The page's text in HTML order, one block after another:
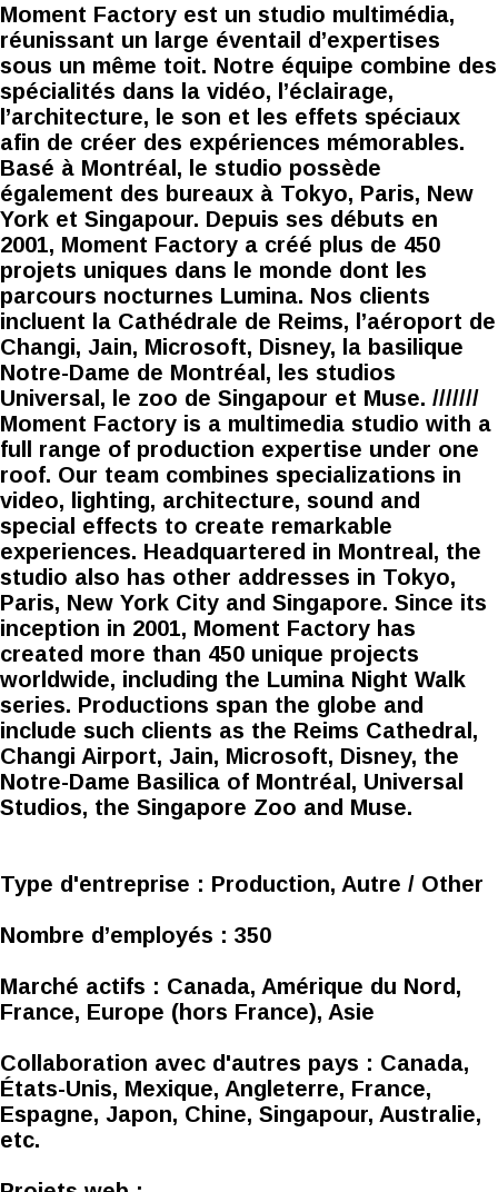
Moment Factory est un studio multimédia,
réunissant un large éventail d’expertises
sous un même toit. Notre équipe combine des
spécialités dans la vidéo, l’éclairage,
l’architecture, le son et les effets spéciaux
afin de créer des expériences mémorables.
Basé à Montréal, le studio possède
également des bureaux à Tokyo, Paris, New
York et Singapour. Depuis ses débuts en
2001, Moment Factory a créé plus de 450
projets uniques dans le monde dont les
parcours nocturnes Lumina. Nos clients
incluent la Cathédrale de Reims, l’aéroport de
Changi, Jain, Microsoft, Disney, la basilique
Notre-Dame de Montréal, les studios
Universal, le zoo de Singapour et Muse. ///////
Moment Factory is a multimedia studio with a
full range of production expertise under one
roof. Our team combines specializations in
video, lighting, architecture, sound and
special effects to create remarkable
experiences. Headquartered in Montreal, the
studio also has other addresses in Tokyo,
Paris, New York City and Singapore. Since its
inception in 2001, Moment Factory has
created more than 450 unique projects
worldwide, including the Lumina Night Walk
series. Productions span the globe and
include such clients as the Reims Cathedral,
Changi Airport, Jain, Microsoft, Disney, the
Notre-Dame Basilica of Montréal, Universal
Studios, the Singapore Zoo and Muse.
Type d'entreprise : Production, Autre / Other
Nombre d’employés : 350
Marché actifs : Canada, Amérique du Nord,
France, Europe (hors France), Asie
Collaboration avec d'autres pays : Canada,
États-Unis, Mexique, Angleterre, France,
Espagne, Japon, Chine, Singapour, Australie,
etc.